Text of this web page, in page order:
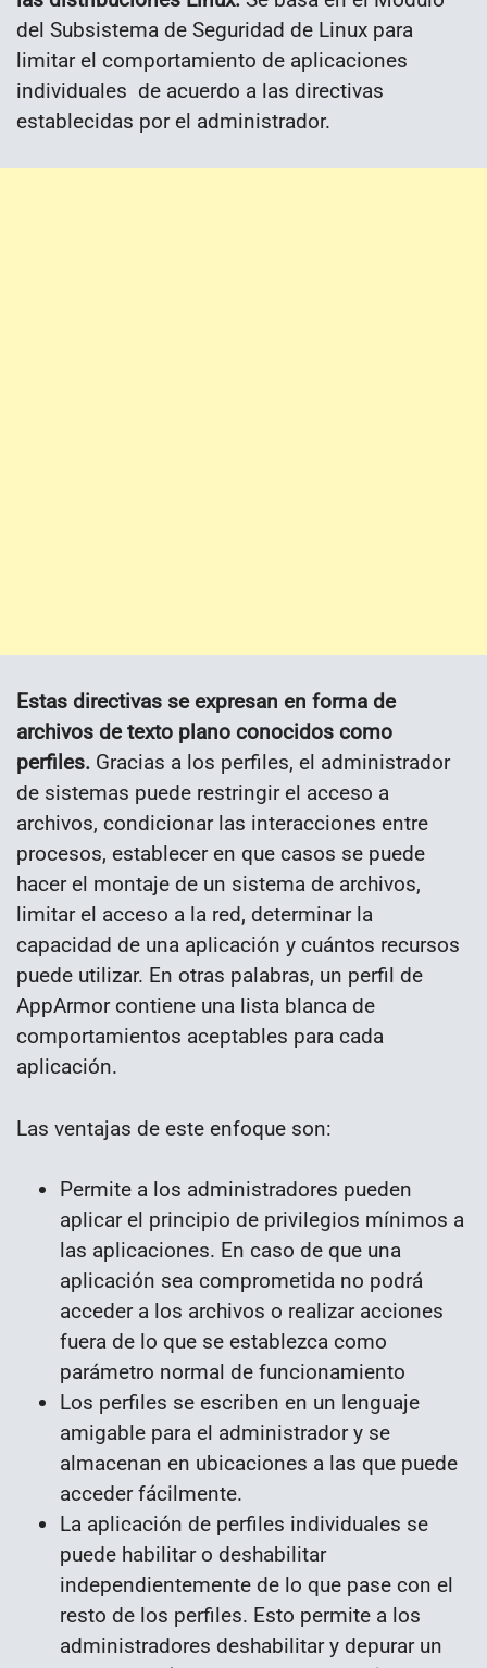
del Subsistema de Seguridad de Linux para
limitar el comportamiento de aplicaciones
individuales de acuerdo a las directivas
establecidas por el administrador.
Estas directivas se expresan en forma de
archivos de texto plano conocidos como
perfiles. Gracias a los perfiles, el administrador
de sistemas puede restringir el acceso a
archivos, condicionar las interacciones entre
procesos, establecer en que casos se puede
hacer el montaje de un sistema de archivos,
limitar el acceso a la red, determinar la
capacidad de una aplicación y cuántos recursos
puede utilizar. En otras palabras, un perfil de
AppArmor contiene una lista blanca de
comportamientos aceptables para cada
aplicación.
Las ventajas de este enfoque son:
Permite a los administradores pueden
aplicar el principio de privilegios mínimos a
las aplicaciones. En caso de que una
aplicación sea comprometida no podrá
acceder a los archivos o realizar acciones
fuera de lo que se establezca como
parámetro normal de funcionamiento
Los perfiles se escriben en un lenguaje
amigable para el administrador y se
almacenan en ubicaciones a las que puede
acceder fácilmente.
La aplicación de perfiles individuales se
puede habilitar o deshabilitar
independientemente de lo que pase con el
resto de los perfiles. Esto permite a los
administradores deshabilitar y depurar un